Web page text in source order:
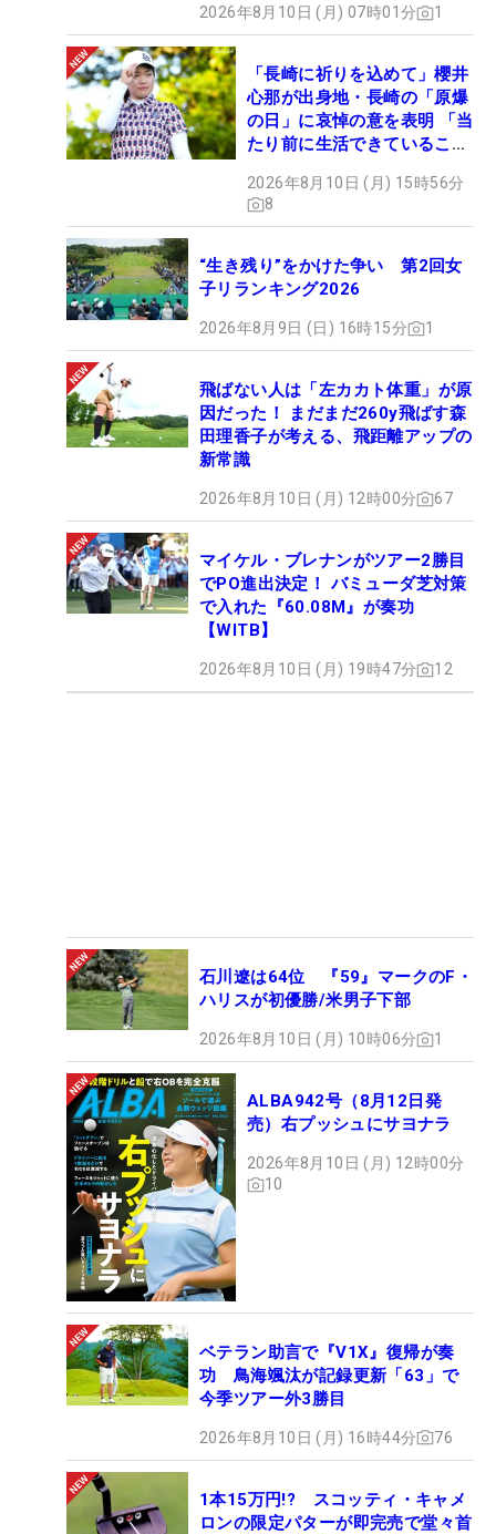
2026年8月10日 (月) 07時01分 1
「長崎に祈りを込めて」櫻井
心那が出身地・長崎の「原爆
の日」に哀悼の意を表明 「当
たり前に生活できていること
2026年8月10日 (月) 15時56分
8
“生き残り”をかけた争い 第2回女
子リランキング2026
2026年8月9日 (日) 16時15分 1
飛ばない人は「左カカト体重」が原
因だった！ まだまだ260y飛ばす森
田理香子が考える、飛距離アップの
新常識
2026年8月10日 (月) 12時00分 67
マイケル・ブレナンがツアー2勝目
でPO進出決定！ バミューダ芝対策
で入れた『60.08M』が奏功
【WITB】
2026年8月10日 (月) 19時47分 12
石川遼は64位 『59』マークのF・
ハリスが初優勝/米男子下部
2026年8月10日 (月) 10時06分 1
ALBA942号（8月12日発
売）右プッシュにサヨナラ
2026年8月10日 (月) 12時00分
10
ベテラン助言で『V1X』復帰が奏
功 鳥海颯汰が記録更新「63」で
今季ツアー外3勝目
2026年8月10日 (月) 16時44分 76
1本15万円!? スコッティ・キャメ
ロンの限定パターが即完売で堂々首